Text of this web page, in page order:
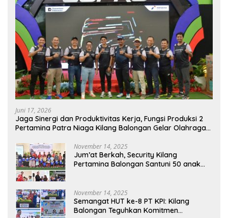
Juni 17, 2026
Jaga Sinergi dan Produktivitas Kerja, Fungsi Produksi 2
Pertamina Patra Niaga Kilang Balongan Gelar Olahraga
November 14, 2025
Jum’at Berkah, Security Kilang
Pertamina Balongan Santuni 50 anak
November 14, 2025
Semangat HUT ke-8 PT KPI: Kilang
Balongan Teguhkan Komitmen